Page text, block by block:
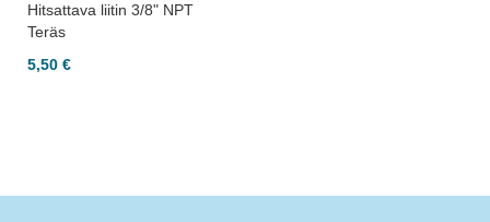
Hitsattava liitin 3/8" NPT
Teräs
5,50 €